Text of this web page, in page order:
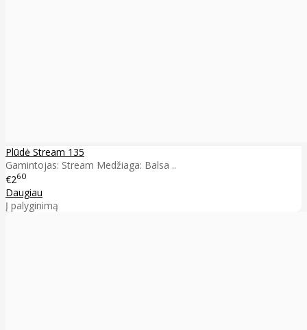
Plūdė Stream 135
Gamintojas: Stream Medžiaga: Balsa ..
€260
Daugiau
Į palyginimą